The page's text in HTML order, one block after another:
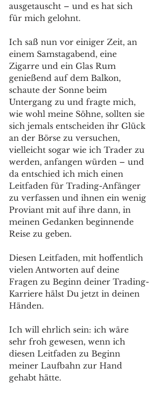
ausgetauscht – und es hat sich
für mich gelohnt.
Ich saß nun vor einiger Zeit, an
einem Samstagabend, eine
Zigarre und ein Glas Rum
genießend auf dem Balkon,
schaute der Sonne beim
Untergang zu und fragte mich,
wie wohl meine Söhne, sollten sie
sich jemals entscheiden ihr Glück
an der Börse zu versuchen,
vielleicht sogar wie ich Trader zu
werden, anfangen würden – und
da entschied ich mich einen
Leitfaden für Trading-Anfänger
zu verfassen und ihnen ein wenig
Proviant mit auf ihre dann, in
meinen Gedanken beginnende
Reise zu geben.
Diesen Leitfaden, mit hoffentlich
vielen Antworten auf deine
Fragen zu Beginn deiner Trading-
Karriere hälst Du jetzt in deinen
Händen.
Ich will ehrlich sein: ich wäre
sehr froh gewesen, wenn ich
diesen Leitfaden zu Beginn
meiner Laufbahn zur Hand
gehabt hätte.